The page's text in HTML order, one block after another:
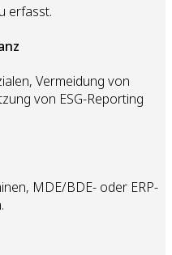
erfasst.
Vermeidung von
von ESG-Reporting
MDE/BDE- oder ERP-